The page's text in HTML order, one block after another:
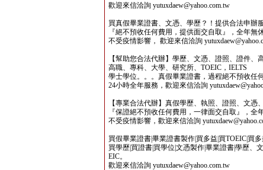
歡迎來信洽詢 yutuxdaew@yahoo.com.tw
買真假畢業證書、文憑、學歷？！提供合法申辦
『絕不預收任何費用，提供面交自取』，全年無
不受疫情影響， 歡迎來信洽詢
【幫助您合法代辦】學歷、文憑、證照、證件、
高職、專科、大學、研究所、TOEIC，IELTS
學士學位。。。真假畢業證書，過程絕不預收任
24小時全年服務，歡迎來信洽詢
【專業合法代辦】真假學歷、執照、證照、文憑
『保證絕不預收任何費用，一律面交自取』，全
不受疫情影響，歡迎來信洽詢
買假畢業證書|畢業證書製作|買多益|買TOEIC|買多
買學歷|買證書|買學位|文憑製作|畢業證書|學歷、
EIC。
歡迎來信洽詢 yutuxdaew@yahoo.com.tw